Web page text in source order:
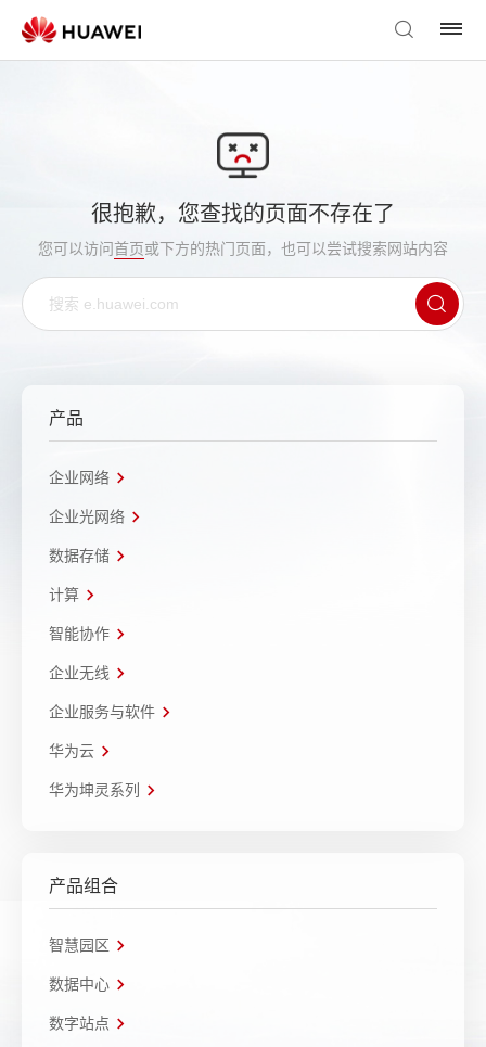
很抱歉，您查找的页面不存在了
您可以访问首页或下方的热门页面，也可以尝试搜索网站内容
产品
企业网络
企业光网络
数据存储
计算
智能协作
企业无线
企业服务与软件
华为云
华为坤灵系列
产品组合
智慧园区
数据中心
数字站点